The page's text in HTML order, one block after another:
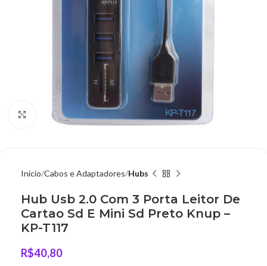
Clique para ampliar
Início Cabos e Adaptadores Hubs
Hub Usb 2.0 Com 3 Porta Leitor De
Cartao Sd E Mini Sd Preto Knup –
KP-T117
R$40,80